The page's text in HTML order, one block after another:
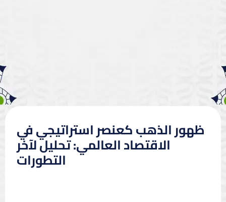
ظهور الذهب كعنصر استراتيجي في
الاقتصاد العالمي: تحليل لآخر
التطورات